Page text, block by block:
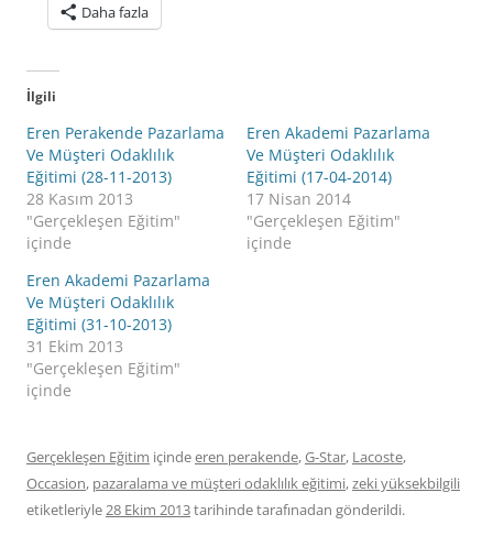
Daha fazla
İlgili
Eren Perakende Pazarlama
Ve Müşteri Odaklılık
Eğitimi (28-11-2013)
28 Kasım 2013
"Gerçekleşen Eğitim"
içinde
Eren Akademi Pazarlama
Ve Müşteri Odaklılık
Eğitimi (17-04-2014)
17 Nisan 2014
"Gerçekleşen Eğitim"
içinde
Eren Akademi Pazarlama
Ve Müşteri Odaklılık
Eğitimi (31-10-2013)
31 Ekim 2013
"Gerçekleşen Eğitim"
içinde
Gerçekleşen Eğitim içindeeren perakende,G-Star, Lacoste,
Occasion, pazaralama ve müşteri odaklılık eğitimi,zeki yüksekbilgili
etiketleriyle 28 Ekim 2013tarihindetarafınadan gönderildi.